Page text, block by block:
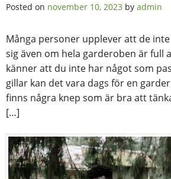
Posted on november 10, 2023 by admin
Många personer upplever att de
sig även om hela garderoben är full
känner att du inte har något som
gillar kan det vara dags för en
finns några knep som är bra att
[…]